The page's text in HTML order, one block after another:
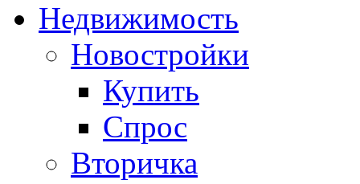
Недвижимость
Новостройки
Купить
Спрос
Вторичка